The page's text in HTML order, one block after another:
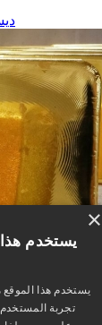
29
×
يستخدم
يستخدم هذا
تجربة